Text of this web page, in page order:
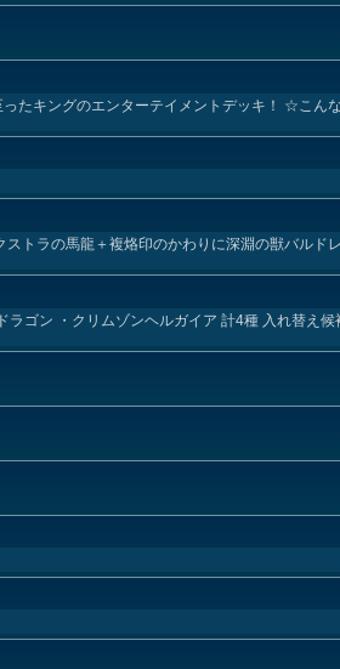
たキングのエンターテイメントデッキ！ ☆こん
トラの馬龍＋複烙印のかわりに深淵の獣バルド
ゴン ・クリムゾンヘルガイア 計4種 入れ替え候